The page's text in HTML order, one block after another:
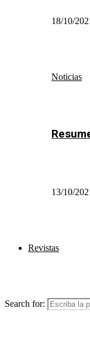
18/10/
Noticias
13/10/
Revistas
Search for: